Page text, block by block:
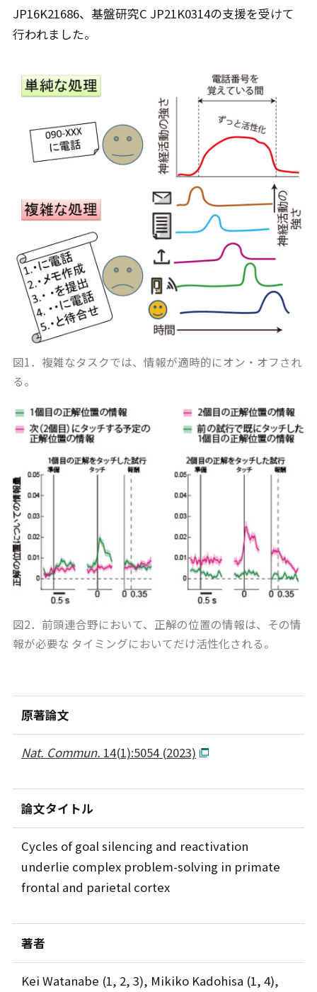
JP16K21686、基盤研究C JP21K0314の支援を受けて
行われました。
図1．複雑なタスクでは、情報が適時的にオン・オフされ
る。
図2．前頭連合野において、正解の位置の情報は、その情
報が必要な タイミングにおいてだけ活性化される。
原著論文
Nat. Commun. 14(1):5054 (2023)
論文タイトル
Cycles of goal silencing and reactivation
underlie complex problem-solving in primate
frontal and parietal cortex
著者
Kei Watanabe (1, 2, 3), Mikiko Kadohisa (1, 4),